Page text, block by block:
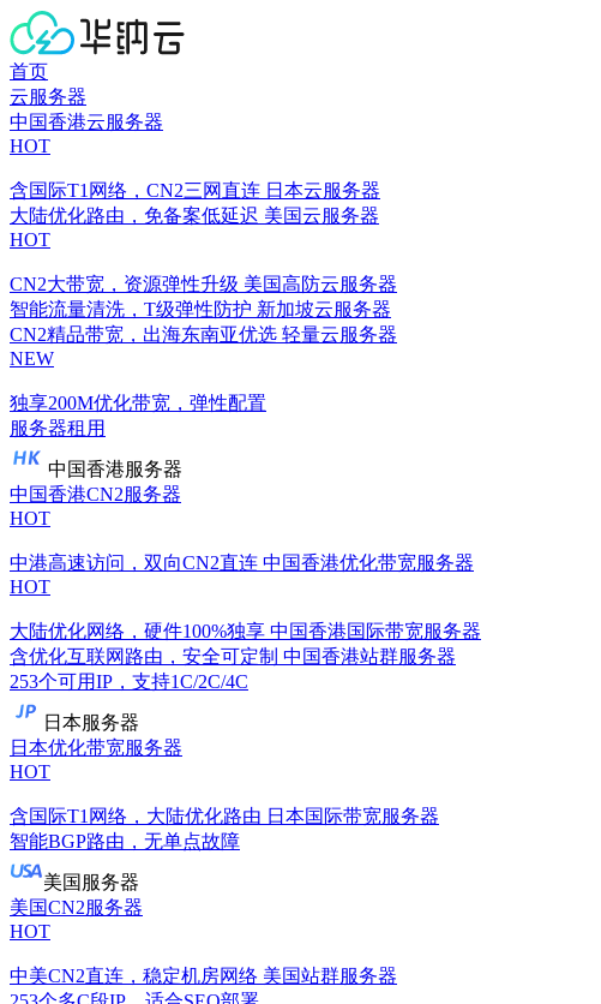
首页
云服务器
中国香港云服务器
HOT
含国际T1网络，CN2三网直连 日本云服务器
大陆优化路由，免备案低延迟 美国云服务器
HOT
CN2大带宽，资源弹性升级 美国高防云服务器
智能流量清洗，T级弹性防护 新加坡云服务器
CN2精品带宽，出海东南亚优选 轻量云服务器
NEW
独享200M优化带宽，弹性配置
服务器租用
中国香港服务器
中国香港CN2服务器
HOT
中港高速访问，双向CN2直连 中国香港优化带宽服务器
HOT
大陆优化网络，硬件100%独享 中国香港国际带宽服务器
含优化互联网路由，安全可定制 中国香港站群服务器
253个可用IP，支持1C/2C/4C
日本服务器
日本优化带宽服务器
HOT
含国际T1网络，大陆优化路由 日本国际带宽服务器
智能BGP路由，无单点故障
美国服务器
美国CN2服务器
HOT
中美CN2直连，稳定机房网络 美国站群服务器